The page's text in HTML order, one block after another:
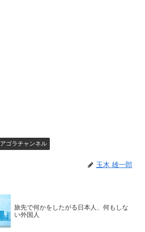
アゴラチャンネル
玉木 雄一郎
旅先で何かをしたがる日本人、何もしな
い外国人